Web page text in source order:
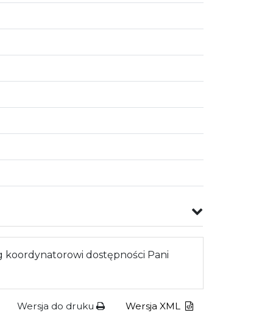
dostępności Pani
Wersja do druku Wersja XML